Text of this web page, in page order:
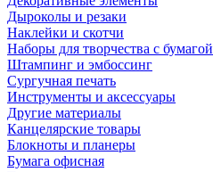
Дыроколы и резаки
Наклейки и скотчи
Наборы для творчества с бумагой
Штампинг и эмбоссинг
Сургучная печать
Инструменты и аксессуары
Другие материалы
Канцелярские товары
Блокноты и планеры
Бумага офисная